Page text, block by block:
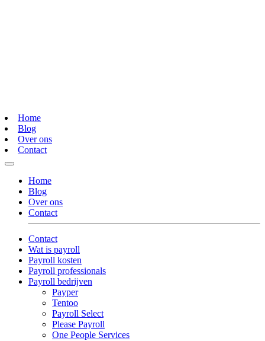
Home
Blog
Over ons
Contact
Home
Blog
Over ons
Contact
Contact
Wat is payroll
Payroll kosten
Payroll professionals
Payroll bedrijven
Payper
Tentoo
Payroll Select
Please Payroll
One People Services